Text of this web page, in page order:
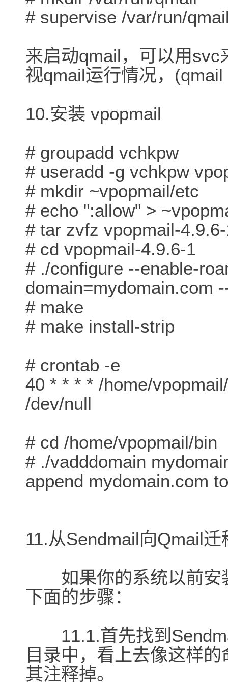
# supervise /var/run/
来启动qmail，可以用
视qmail运行情况，(qmail
10.安装 vpopmail
# groupadd vchkpw
# useradd -g vchkpw
# mkdir ~vpopmail/etc
# echo ":allow" >
# tar zvfz vpopmail-
# cd vpopmail-4.9.6-1
# ./configure --enable-
domain=mydomain.com
# make
# make install-strip
# crontab -e
40 * * * * /home/
/dev/null
# cd /home/vpopmail/bin
# ./vadddomain
append mydomain.com
11.从Sendmail向Qmail迁
如果你的系统以前安
下面的步骤：
11.1.首先找到
目录中，看上去像这样
其注释掉。